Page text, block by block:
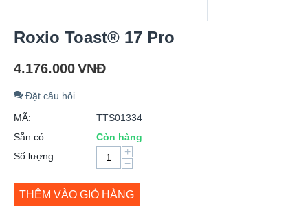
Roxio Toast® 17 Pro
4.176.000VNĐ
Đặt câu hỏi
MÃ:
TTS01334
Sẵn có:
Còn hàng
Số lượng:
+
−
THÊM VÀO GIỎ HÀNG